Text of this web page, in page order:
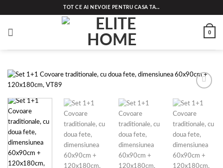
to
TOT CE AI NEVOIE PENTRU CASA TA...
0
wishlist